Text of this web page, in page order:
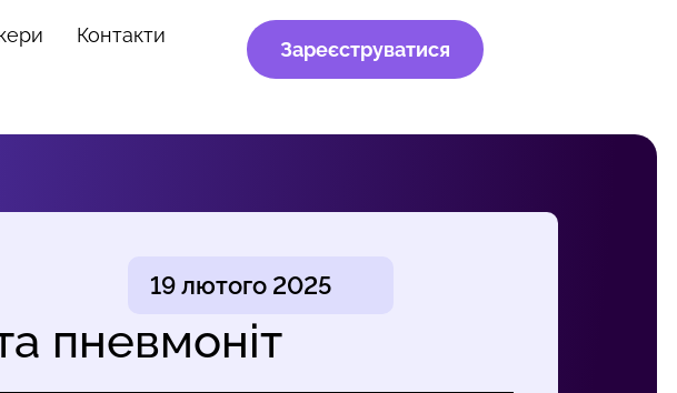
Контакти
Зареєструватися
19 лютого 2025
пневмоніт